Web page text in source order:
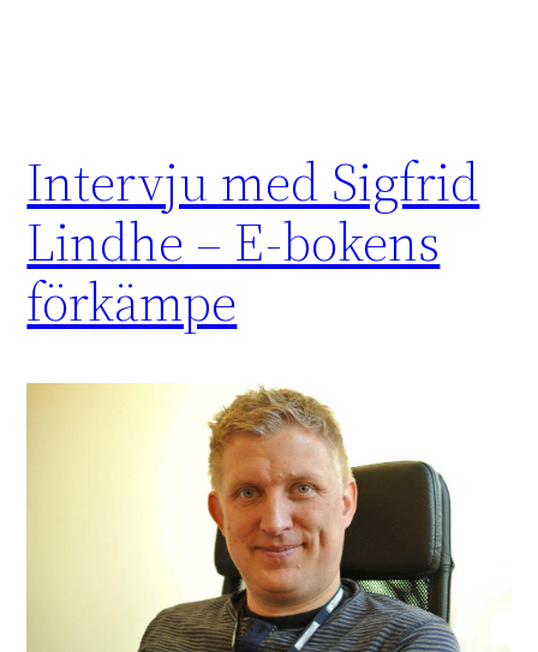
Intervju med Sigfrid
Lindhe – E-bokens
förkämpe